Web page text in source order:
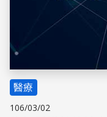
醫療
106/03/02